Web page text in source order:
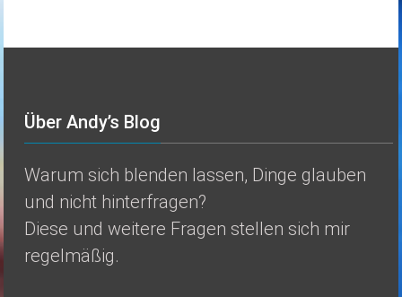
Über Andy’s Blog
Warum sich blenden lassen, Dinge glauben
und nicht hinterfragen?
Diese und weitere Fragen stellen sich mir
regelmäßig.